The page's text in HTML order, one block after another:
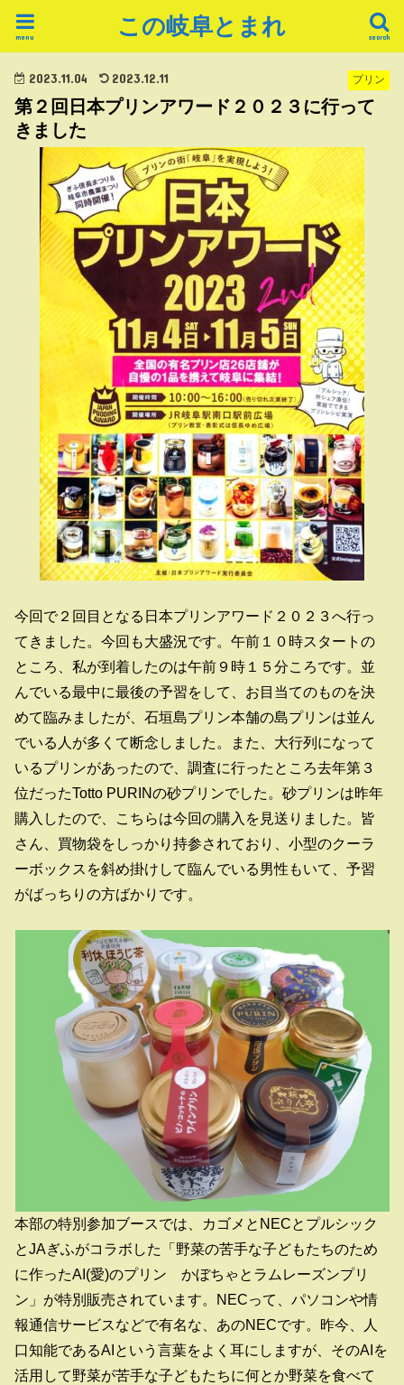
この岐阜とまれ search
menu
プリン
2023.11.04 2023.12.11
第２回日本プリンアワード２０２３に行って
きました
今回で２回目となる日本プリンアワード２０２３へ行っ
てきました。今回も大盛況です。午前１０時スタートの
ところ、私が到着したのは午前９時１５分ころです。並
んでいる最中に最後の予習をして、お目当てのものを決
めて臨みましたが、石垣島プリン本舗の島プリンは並ん
でいる人が多くて断念しました。また、大行列になって
いるプリンがあったので、調査に行ったところ去年第３
位だったTotto PURINの砂プリンでした。砂プリンは昨年
購入したので、こちらは今回の購入を見送りました。皆
さん、買物袋をしっかり持参されており、小型のクーラ
ーボックスを斜め掛けして臨んでいる男性もいて、予習
がばっちりの方ばかりです。
本部の特別参加ブースでは、カゴメとNECとプルシック
とJAぎふがコラボした「野菜の苦手な子どもたちのため
に作ったAI(愛)のプリン かぼちゃとラムレーズンプリ
ン」が特別販売されています。NECって、パソコンや情
報通信サービスなどで有名な、あのNECです。昨今、人
口知能であるAIという言葉をよく耳にしますが、そのAIを
活用して野菜が苦手な子どもたちに何とか野菜を食べて